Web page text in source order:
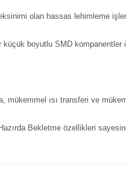
olan hassas lehimleme
küçük boyutlu SMD
mükemmel ısı transferi ve
Bekletme özellikleri